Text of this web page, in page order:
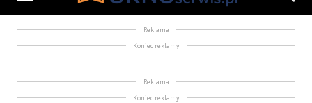
Reklama
Koniec reklamy
Reklama
Koniec reklamy